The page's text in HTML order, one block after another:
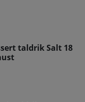
taldrik Salt 18